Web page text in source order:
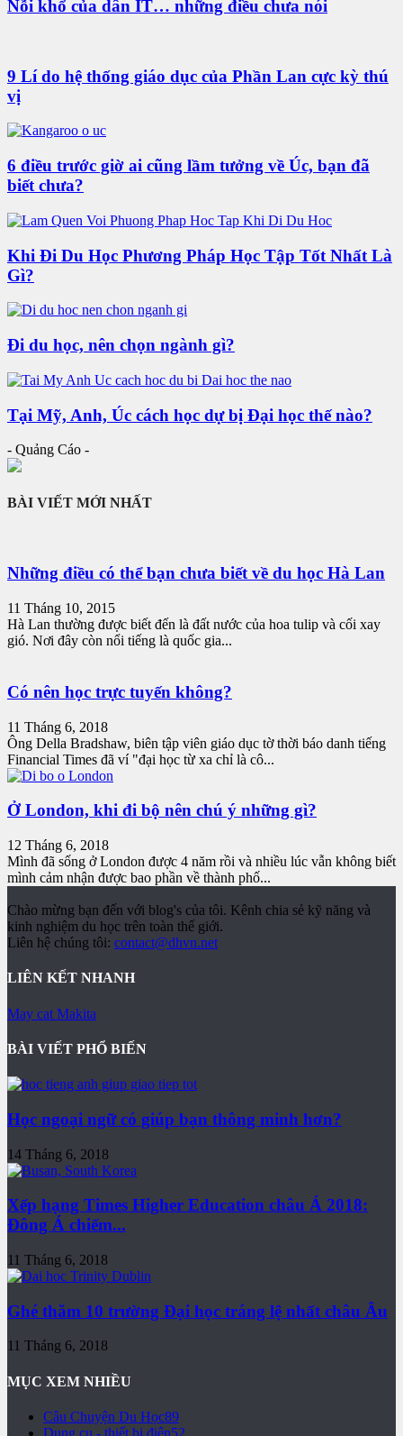
Nỗi khổ của dân IT… những điều chưa nói
9 Lí do hệ thống giáo dục của Phần Lan cực kỳ thú
vị
6 điều trước giờ ai cũng lầm tưởng về Úc, bạn đã
biết chưa?
Khi Đi Du Học Phương Pháp Học Tập Tốt Nhất Là
Gì?
Đi du học, nên chọn ngành gì?
Tại Mỹ, Anh, Úc cách học dự bị Đại học thế nào?
- Quảng Cáo -
BÀI VIẾT MỚI NHẤT
Những điều có thể bạn chưa biết về du học Hà Lan
11 Tháng 10, 2015
Hà Lan thường được biết đến là đất nước của hoa tulip và cối xay
gió. Nơi đây còn nổi tiếng là quốc gia...
Có nên học trực tuyến không?
11 Tháng 6, 2018
Ông Della Bradshaw, biên tập viên giáo dục tờ thời báo danh tiếng
Financial Times đã ví "đại học từ xa chỉ là cô...
Ở London, khi đi bộ nên chú ý những gì?
12 Tháng 6, 2018
Mình đã sống ở London được 4 năm rồi và nhiều lúc vẫn không biết
mình cảm nhận được bao phần về thành phố...
Chào mừng bạn đến với blog's của tôi. Kênh chia sẻ kỹ năng và
kinh nghiệm du học trên toàn thế giới.
Liên hệ chúng tôi: contact@dhvn.net
LIÊN KẾT NHANH
May cat Makita
BÀI VIẾT PHỔ BIẾN
Học ngoại ngữ có giúp bạn thông minh hơn?
14 Tháng 6, 2018
Xếp hạng Times Higher Education châu Á 2018:
Đông Á chiếm...
11 Tháng 6, 2018
Ghé thăm 10 trường Đại học tráng lệ nhất châu Âu
11 Tháng 6, 2018
MỤC XEM NHIỀU
Câu Chuyện Du Học89
Dụng cụ - thiết bị điện52